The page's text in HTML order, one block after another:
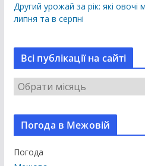
Другий урожай за рік: які овочі
липня та в серпні
Всі публікації на сайті
В
с
і
б
Погода в Межовій
Погода